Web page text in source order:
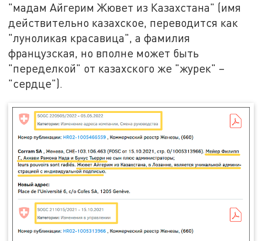
"мадам Айгерим Жювет из Казахстана" (имя
действительно казахское, переводится как
"луноликая красавица", а фамилия
французская, но вполне может быть
"переделкой" от казахского же "журек" –
"сердце").